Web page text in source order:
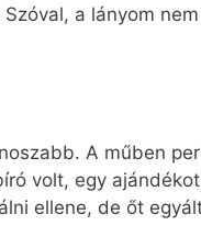
a lányom
A műben
volt, egy
ellene, de őt